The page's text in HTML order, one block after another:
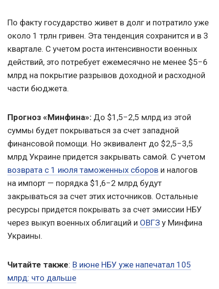
По факту государство живет в долг и потратило уже
около 1 трлн гривен. Эта тенденция сохранится и в 3
квартале. С учетом роста интенсивности военных
действий, это потребует ежемесячно не менее $5−6
млрд на покрытие разрывов доходной и расходной
части бюджета.
Прогноз «Минфина»: До $1,5−2,5 млрд из этой
суммы будет покрываться за счет западной
финансовой помощи. Но эквивалент до $2,5−3,5
млрд Украине придется закрывать самой. С учетом
возврата с 1 июля таможенных сборов и налогов
на импорт — порядка $1,6−2 млрд будут
закрываться за счет этих источников. Остальные
ресурсы придется покрывать за счет эмиссии НБУ
через выкуп военных облигаций и ОВГЗ у Минфина
Украины.
Читайте также: В июне НБУ уже напечатал 105
млрд: что дальше